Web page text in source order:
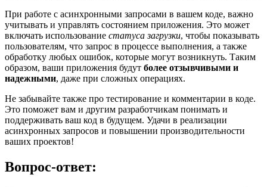
При работе с асинхронными запросами в вашем коде, важно
учитывать и управлять состоянием приложения. Это может
включать использование статуса загрузки, чтобы показывать
пользователям, что запрос в процессе выполнения, а также
обработку любых ошибок, которые могут возникнуть. Таким
образом, ваши приложения будут более отзывчивыми и
надежными, даже при сложных операциях.
Не забывайте также про тестирование и комментарии в коде.
Это поможет вам и другим разработчикам понимать и
поддерживать ваш код в будущем. Удачи в реализации
асинхронных запросов и повышении производительности
ваших проектов!
Вопрос-ответ: